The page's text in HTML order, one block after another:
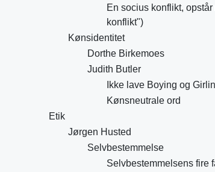
En socius konflikt,
konflikt")
Kønsidentitet
Dorthe Birkemoes
Judith Butler
Ikke lave Boying og
Kønsneutrale ord
Etik
Jørgen Husted
Selvbestemmelse
Selvbestemmelsens fire